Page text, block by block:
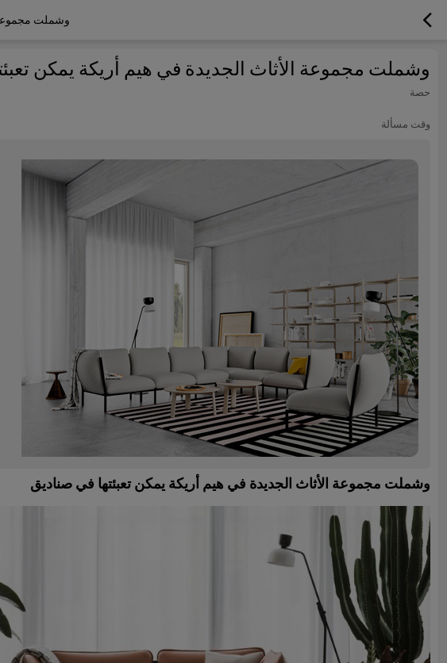
وشملت مجموعة
وشملت مجموعة الأثاث الجديدة في هيم أريكة يمكن
حصة
وقت مسألة
وشملت مجموعة الأثاث الجديدة في هيم أريكة يمكن تعبئتها في صناديق